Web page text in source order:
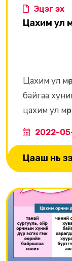
Эцэг эх
Цахим ул
Цахим ул
байгаа
цахим ул
нийтэлж,
нөлөөний
2022-
Цааш нь